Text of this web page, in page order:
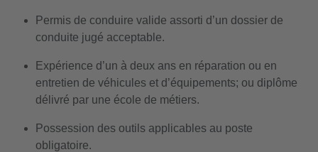
Permis de conduire valide assorti d’un dossier de
conduite jugé acceptable.
Expérience d’un à deux ans en réparation ou en
entretien de véhicules et d’équipements; ou diplôme
délivré par une école de métiers.
Possession des outils applicables au poste
obligatoire.